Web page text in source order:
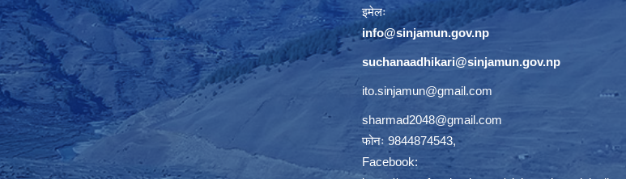
इमेलः
info@sinjamun.gov.np
suchanaadhikari@sinjamun.gov.np
ito.sinjamun@gmail.com
sharmad2048@gmail.com
फोनः 9844874543,
Facebook: